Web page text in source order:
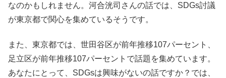
なのかもしれません。河合洸司さんの話では、SDGs討議
が東京都で関心を集めているそうです。
また、東京都では、世田谷区が前年推移107パーセント、
足立区が前年推移107パーセントで話題を集めています。
あなたにとって、SDGsは興味がないの話ですか？では、